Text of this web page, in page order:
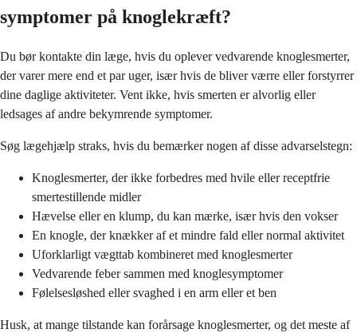
symptomer på knoglekræft?
Du bør kontakte din læge, hvis du oplever vedvarende knoglesmerter,
der varer mere end et par uger, især hvis de bliver værre eller forstyrrer
dine daglige aktiviteter. Vent ikke, hvis smerten er alvorlig eller
ledsages af andre bekymrende symptomer.
Søg lægehjælp straks, hvis du bemærker nogen af disse advarselstegn:
Knoglesmerter, der ikke forbedres med hvile eller receptfrie
smertestillende midler
Hævelse eller en klump, du kan mærke, især hvis den vokser
En knogle, der knækker af et mindre fald eller normal aktivitet
Uforklarligt vægttab kombineret med knoglesmerter
Vedvarende feber sammen med knoglesymptomer
Følelsesløshed eller svaghed i en arm eller et ben
Husk, at mange tilstande kan forårsage knoglesmerter, og det meste af